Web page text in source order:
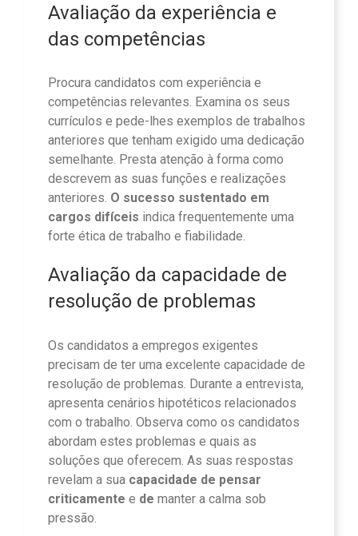
Avaliação da experiência e
das competências
Procura candidatos com experiência e
competências relevantes. Examina os seus
currículos e pede-lhes exemplos de trabalhos
anteriores que tenham exigido uma dedicação
semelhante. Presta atenção à forma como
descrevem as suas funções e realizações
anteriores. O sucesso sustentado em
cargos difíceis indica frequentemente uma
forte ética de trabalho e fiabilidade.
Avaliação da capacidade de
resolução de problemas
Os candidatos a empregos exigentes
precisam de ter uma excelente capacidade de
resolução de problemas. Durante a entrevista,
apresenta cenários hipotéticos relacionados
com o trabalho. Observa como os candidatos
abordam estes problemas e quais as
soluções que oferecem. As suas respostas
revelam a sua capacidade de pensar
criticamente e de manter a calma sob
pressão.